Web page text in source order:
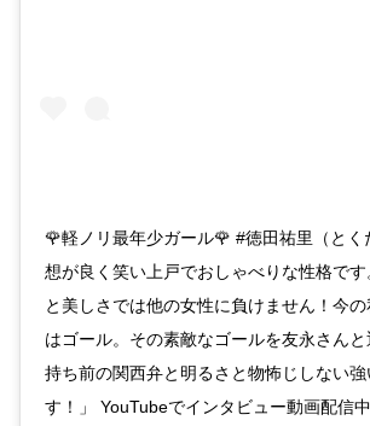
🌹軽ノリ最年少ガール🌹 #徳田祐里（とく
想が良く笑い上戸でおしゃべりな性格です
と美しさでは他の女性に負けません！今
はゴール。その素敵なゴールを友永さんと
持ち前の関西弁と明るさと物怖じしない強
す！」 YouTubeでインタビュー動画配信